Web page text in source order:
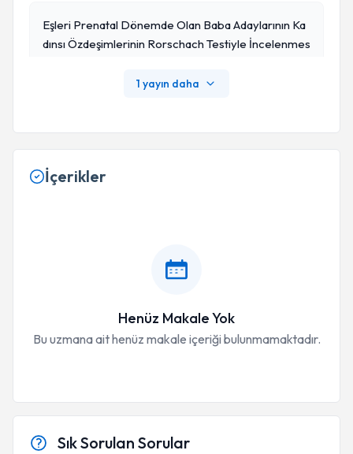
Eşleri Prenatal Dönemde Olan Baba Adaylarının Ka
Dınsı Özdeşimlerinin Rorschach Testiyle İncelenmes
1 yayın daha
İçerikler
Henüz Makale Yok
Bu uzmana ait henüz makale içeriği bulunmamaktadır.
Sık Sorulan Sorular